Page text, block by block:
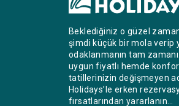
Beklediğiniz o güzel
şimdi küçük bir mola verip
odaklanmanın tam
uygun fiyatlı hemde
tatillerinizin değişmeyen
Holidays’le erken
fırsatlarından yararlanın…